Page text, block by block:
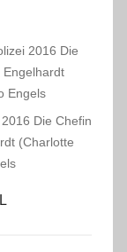
Die Chefin
(Charlotte